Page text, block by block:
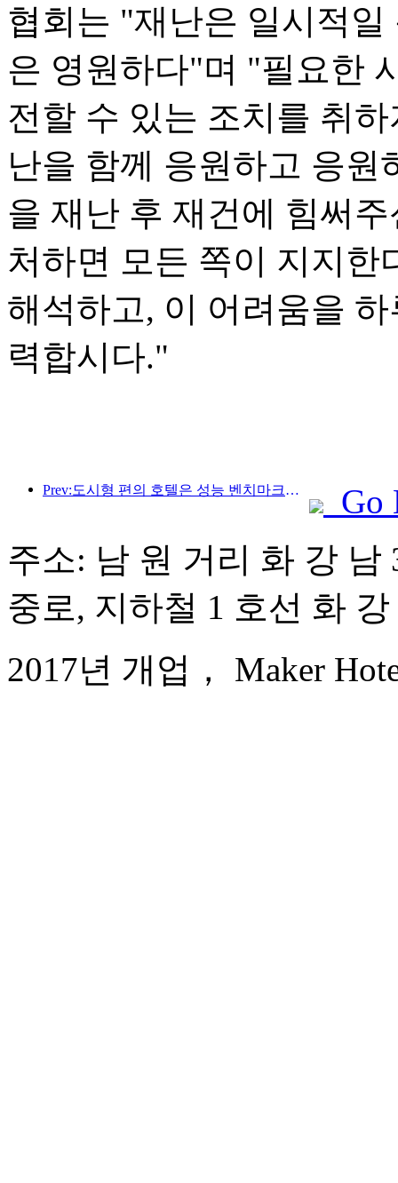
협회는 "재난은 일시적
은 영원하다"며 "필요한
전할 수 있는 조치를 취
난을 함께 응원하고 응
을 재난 후 재건에 힘써
처하면 모든 쪽이 지지한
해석하고, 이 어려움을
력합시다."
Prev:도시형 편의 호텔은 성능 벤치마크를 만들고 산업 발전을 촉진합니다.
Go
주소: 남 원 거리 화 강 남
중로, 지하철 1 호선 화
2017년 개업， Maker